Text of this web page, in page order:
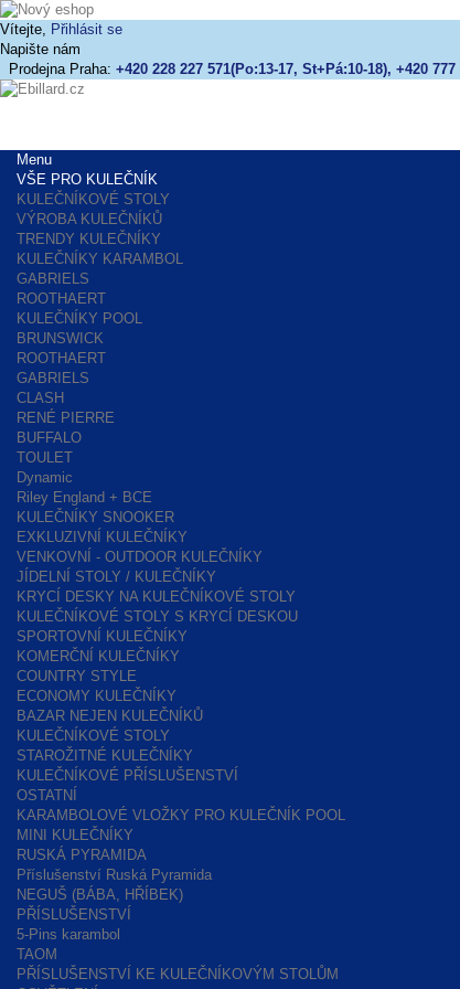
Vítejte, Přihlásit se
Napište nám
Prodejna Praha: +420 228 227 571(Po:13-17, St+Pá:10-18), +420
Menu
VŠE PRO KULEČNÍK
KULEČNÍKOVÉ STOLY
VÝROBA KULEČNÍKŮ
TRENDY KULEČNÍKY
KULEČNÍKY KARAMBOL
GABRIELS
ROOTHAERT
KULEČNÍKY POOL
BRUNSWICK
ROOTHAERT
GABRIELS
CLASH
RENÉ PIERRE
BUFFALO
TOULET
Dynamic
Riley England + BCE
KULEČNÍKY SNOOKER
EXKLUZIVNÍ KULEČNÍKY
VENKOVNÍ - OUTDOOR KULEČNÍKY
JÍDELNÍ STOLY / KULEČNÍKY
KRYCÍ DESKY NA KULEČNÍKOVÉ STOLY
KULEČNÍKOVÉ STOLY S KRYCÍ DESKOU
SPORTOVNÍ KULEČNÍKY
KOMERČNÍ KULEČNÍKY
COUNTRY STYLE
ECONOMY KULEČNÍKY
BAZAR NEJEN KULEČNÍKŮ
KULEČNÍKOVÉ STOLY
STAROŽITNÉ KULEČNÍKY
KULEČNÍKOVÉ PŘÍSLUŠENSTVÍ
OSTATNÍ
KARAMBOLOVÉ VLOŽKY PRO KULEČNÍK POOL
MINI KULEČNÍKY
RUSKÁ PYRAMIDA
Příslušenství Ruská Pyramida
NEGUŠ (BÁBA, HŘÍBEK)
PŘÍSLUŠENSTVÍ
5-Pins karambol
TAOM
PŘÍSLUŠENSTVÍ KE KULEČNÍKOVÝM STOLŮM